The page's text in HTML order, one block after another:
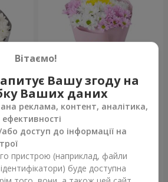
Букет "Пори року"
Замовити
Вітаємо!
Вашу згоду на
Ваших даних
реклама, контент, аналітика,
доступ до інформації на
пристрою (наприклад, файли
буде доступна